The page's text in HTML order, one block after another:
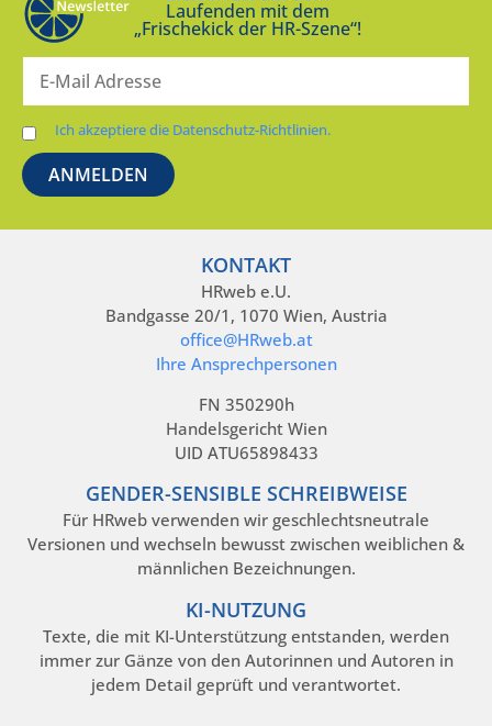
Laufenden mit dem
„Frischekick der HR-Szene“!
Ich akzeptiere die Datenschutz-Richtlinien.
KONTAKT
HRweb e.U.
Bandgasse 20/1, 1070 Wien, Austria
office@HRweb.at
Ihre Ansprechpersonen
FN 350290h
Handelsgericht Wien
UID ATU65898433
GENDER-SENSIBLE SCHREIBWEISE
Für HRweb verwenden wir geschlechtsneutrale
Versionen und wechseln bewusst zwischen weiblichen &
männlichen Bezeichnungen.
KI-NUTZUNG
Texte, die mit KI-Unterstützung entstanden, werden
immer zur Gänze von den Autorinnen und Autoren in
jedem Detail geprüft und verantwortet.